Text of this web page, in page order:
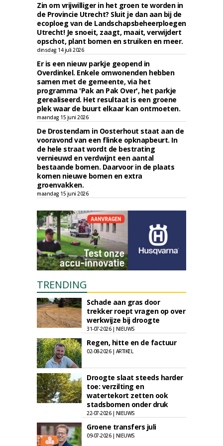
Zin om vrijwilliger in het groen te worden in
de Provincie Utrecht? Sluit je dan aan bij de
ecoploeg van de Landschapsbeheerploegen
Utrecht! Je snoeit, zaagt, maait, verwijdert
opschot, plant bomen en struiken en meer.
dinsdag 14 juli 2026
Er is een nieuw parkje geopend in
Overdinkel. Enkele omwonenden hebben
samen met de gemeente, via het
programma 'Pak an Pak Over', het parkje
gerealiseerd. Het resultaat is een groene
plek waar de buurt elkaar kan ontmoeten.
maandag 15 juni 2026
De Drostendam in Oosterhout staat aan de
vooravond van een flinke opknapbeurt. In
de hele straat wordt de bestrating
vernieuwd en verdwijnt een aantal
bestaande bomen. Daarvoor in de plaats
komen nieuwe bomen en extra
groenvakken.
maandag 15 juni 2026
TRENDING
Schade aan gras door
trekker roept vragen op over
werkwijze bij droogte
31-07-2026 | NIEUWS
Regen, hitte en de factuur
02-08-2026 | ARTIKEL
Droogte slaat steeds harder
toe: verzilting en
watertekort zetten ook
stadsbomen onder druk
22-07-2026 | NIEUWS
Groene transfers juli
09-07-2026 | NIEUWS